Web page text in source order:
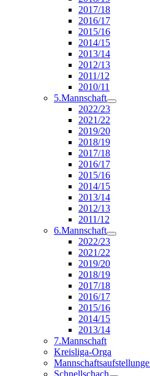
2017/18
2016/17
2015/16
2014/15
2013/14
2012/13
2011/12
2010/11
5.Mannschaft
2022/23
2021/22
2019/20
2018/19
2017/18
2016/17
2015/16
2014/15
2013/14
2012/13
2011/12
6.Mannschaft
2022/23
2021/22
2019/20
2018/19
2017/18
2016/17
2015/16
2014/15
2013/14
7.Mannschaft
Kreisliga-Orga
Schnellschach